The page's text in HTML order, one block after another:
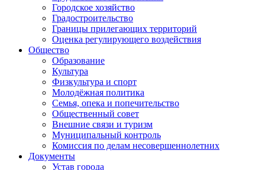
Городское хозяйство
Градостроительство
Границы прилегающих территорий
Оценка регулирующего воздействия
Общество
Образование
Культура
Физкультура и спорт
Молодёжная политика
Семья, опека и попечительство
Общественный совет
Внешние связи и туризм
Муниципальный контроль
Комиссия по делам несовершеннолетних
Документы
Устав города